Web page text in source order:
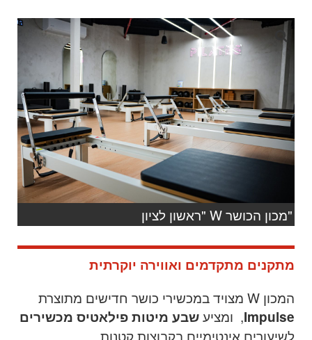
"מכון הכושר W "ראשון לציון
מתקנים מתקדמים ואווירה יוקרתית
המכון W מצויד במכשירי כושר חדישים מתוצרת
Impulse
, ומציעשבע מיטות פילאטיס מכשירים
לשיעורים אינטימיים בקבוצות קטנות